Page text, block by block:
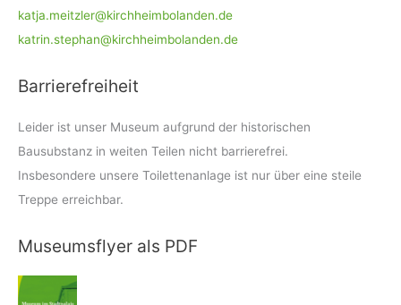
katja.meitzler@kirchheimbolanden.de
katrin.stephan@kirchheimbolanden.de
Barrierefreiheit
Leider ist unser Museum aufgrund der historischen
Bausubstanz in weiten Teilen nicht barrierefrei.
Insbesondere unsere Toilettenanlage ist nur über eine steile
Treppe erreichbar.
Museumsflyer als PDF